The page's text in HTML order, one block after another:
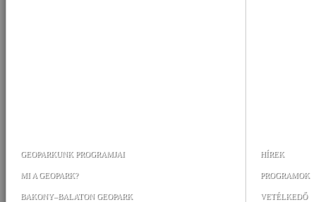
GEOPARKUNK PROGRAMJAI
MI A GEOPARK?
BAKONY–BALATON GEOPARK
HÍREK
PROGRAMOK
VETÉLKEDŐ